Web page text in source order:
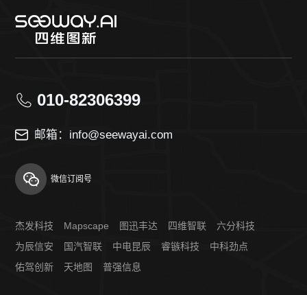
010-82306399
邮箱：info@seewayai.com
微信订阅号
杰发科技 Mapscape 图迅丰达 四维智联
六分科技
为辰信安
国汽智联 中电昆辰 睿镞科技
中科劲点
佑驾创新
天地图 普强信息